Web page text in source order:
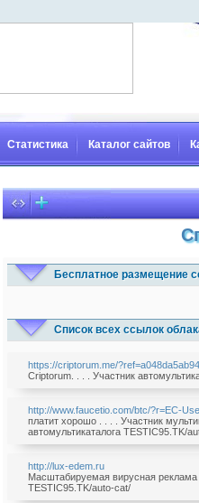
Статистика Каталог сайтов
Бесплатное размещение
Список всех ссылок
https://criptorum.me/
Criptorum. . . . Участник
http://www.faucetio.com/btc/?r=EC-
платит хорошо . . . . Участник
автомультикаталога TESTIC95.TK/
http://lux-edem.ru
Масштабируемая вирусная реклама
TESTIC95.TK/auto-cat/